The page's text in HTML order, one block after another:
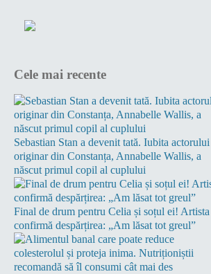
Cele mai recente
Sebastian Stan a devenit tată. Iubita actorului
originar din Constanța, Annabelle Wallis, a
născut primul copil al cuplului
Final de drum pentru Celia și soțul ei! Artista
confirmă despărțirea: „Am lăsat tot greul”